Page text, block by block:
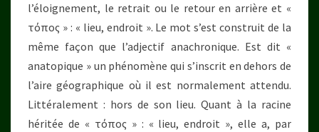
l’éloignement, le retrait ou le retour en arrière et «
τόπος » : « lieu, endroit ». Le mot s’est construit de la
même façon que l’adjectif anachronique. Est dit «
anatopique » un phénomène qui s’inscrit en dehors de
l’aire géographique où il est normalement attendu.
Littéralement : hors de son lieu. Quant à la racine
héritée de « τόπος » : « lieu, endroit », elle a, par